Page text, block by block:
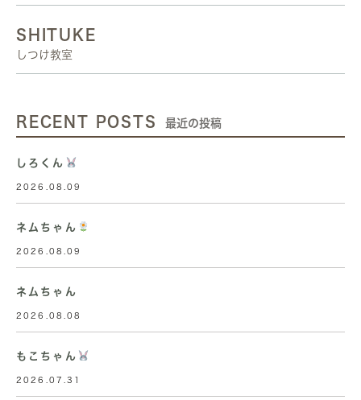
SHITUKE
しつけ教室
RECENT POSTS 最近の投稿
しろくん
2026.08.09
ネムちゃん
2026.08.09
ネムちゃん
2026.08.08
もこちゃん
2026.07.31